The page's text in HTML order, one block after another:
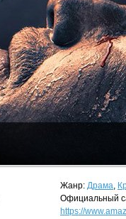
Жанр: Драма,
Официальный
https://